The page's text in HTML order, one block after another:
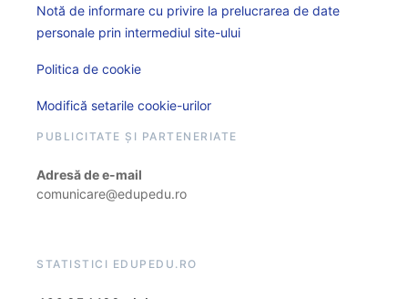
Notă de informare cu privire la prelucrarea de date
personale prin intermediul site-ului
Politica de cookie
Modifică setarile cookie-urilor
PUBLICITATE ȘI PARTENERIATE
Adresă de e-mail
comunicare@edupedu.ro
STATISTICI EDUPEDU.RO